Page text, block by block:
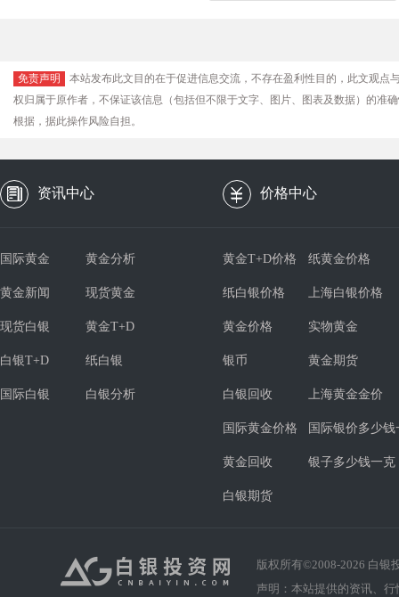
免责声明
本站发布此文目的在于促进信息交流，不存在盈利性目的，此文观
权归属于原作者，不保证该信息（包括但不限于文字、图片、图表及数据）的准
根据，据此操作风险自担。
资讯中心 价格中心
国际黄金 黄金分析
黄金新闻 现货黄金
现货白银 黄金T+D
白银T+D 纸白银
国际白银 白银分析
黄金T+D价格 纸黄金价格
纸白银价格 上海白银价格
黄金价格 实物黄金
银币 黄金期货
白银回收 上海黄金金价
国际黄金价格 国际银价多少钱
黄金回收 银子多少钱一克
白银期货
版权所有©2008-2026 白银
声明：本站提供的资讯、